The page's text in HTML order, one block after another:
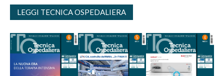
LEGGI TECNICA OSPEDALIERA